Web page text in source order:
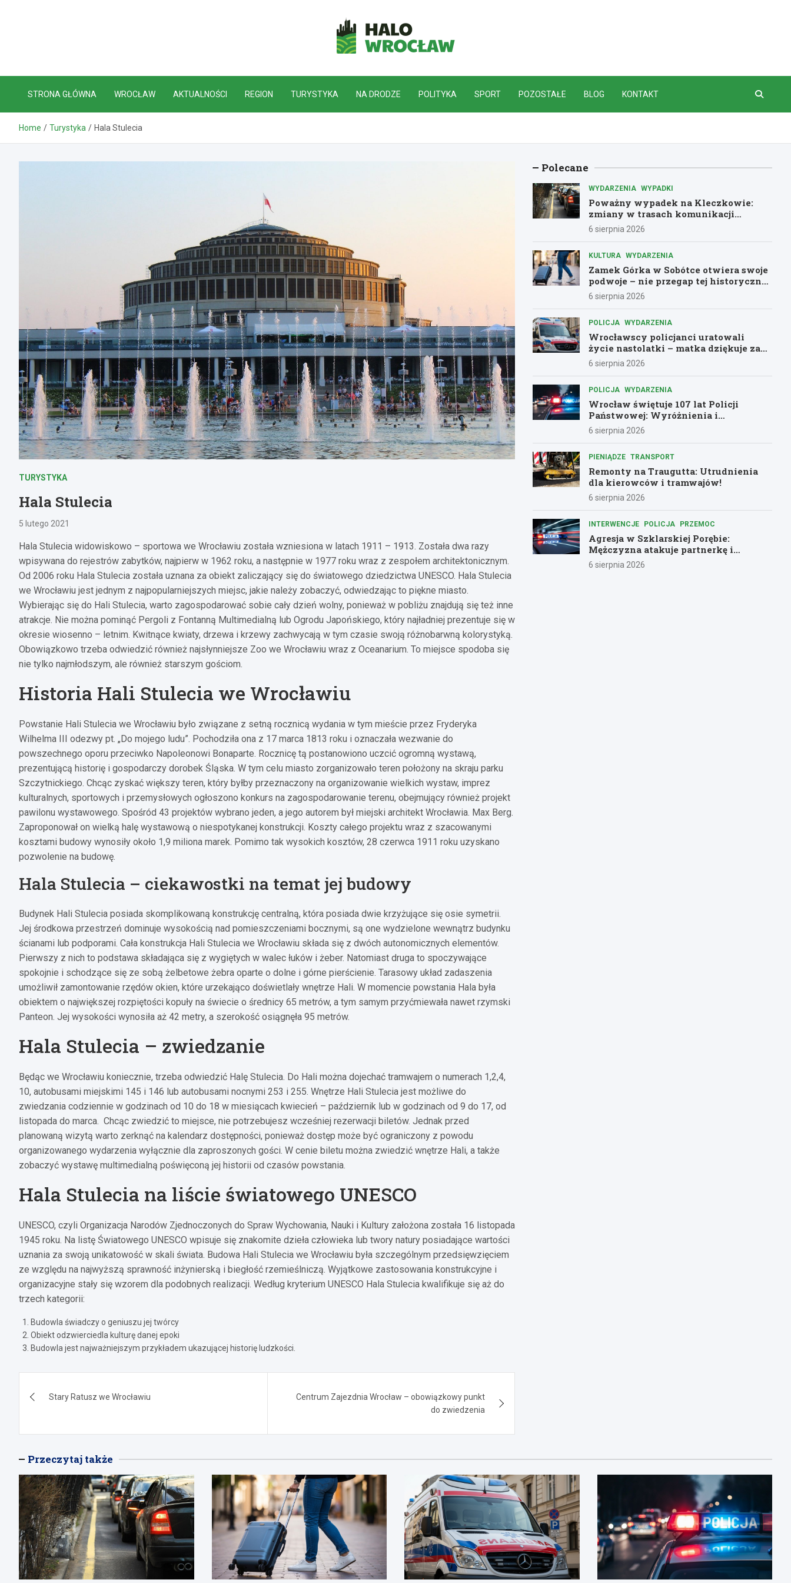
HaloWrocław.pl
STRONA GŁÓWNA WROCŁAW AKTUALNOŚCI REGION TURYSTYKA NA DRODZE POLITYKA SPORT POZOSTAŁE BLOG KONTAKT
Home Turystyka Hala Stulecia
TURYSTYKA
Hala Stulecia
5 lutego 2021
Hala Stulecia widowiskowo – sportowa we Wrocławiu została wzniesiona w latach 1911 – 1913. Została dwa razy
wpisywana do rejestrów zabytków, najpierw w 1962 roku, a następnie w 1977 roku wraz z zespołem architektonicznym.
Od 2006 roku Hala Stulecia została uznana za obiekt zaliczający się do światowego dziedzictwa UNESCO. Hala Stulecia
we Wrocławiu jest jednym z najpopularniejszych miejsc, jakie należy zobaczyć, odwiedzając to piękne miasto.
Wybierając się do Hali Stulecia, warto zagospodarować sobie cały dzień wolny, ponieważ w pobliżu znajdują się też inne
atrakcje. Nie można pominąć Pergoli z Fontanną Multimedialną lub Ogrodu Japońskiego, który najładniej prezentuje się w
okresie wiosenno – letnim. Kwitnące kwiaty, drzewa i krzewy zachwycają w tym czasie swoją różnobarwną kolorystyką.
Obowiązkowo trzeba odwiedzić również najsłynniejsze Zoo we Wrocławiu wraz z Oceanarium. To miejsce spodoba się
nie tylko najmłodszym, ale również starszym gościom.
Historia Hali Stulecia we Wrocławiu
Powstanie Hali Stulecia we Wrocławiu było związane z setną rocznicą wydania w tym mieście przez Fryderyka
Wilhelma III odezwy pt. „Do mojego ludu”. Pochodziła ona z 17 marca 1813 roku i oznaczała wezwanie do
powszechnego oporu przeciwko Napoleonowi Bonaparte. Rocznicę tą postanowiono uczcić ogromną wystawą,
prezentującą historię i gospodarczy dorobek Śląska. W tym celu miasto zorganizowało teren położony na skraju parku
Szczytnickiego. Chcąc zyskać większy teren, który byłby przeznaczony na organizowanie wielkich wystaw, imprez
kulturalnych, sportowych i przemysłowych ogłoszono konkurs na zagospodarowanie terenu, obejmujący również projekt
pawilonu wystawowego. Spośród 43 projektów wybrano jeden, a jego autorem był miejski architekt Wrocławia. Max Berg.
Zaproponował on wielką halę wystawową o niespotykanej konstrukcji. Koszty całego projektu wraz z szacowanymi
kosztami budowy wynosiły około 1,9 miliona marek. Pomimo tak wysokich kosztów, 28 czerwca 1911 roku uzyskano
pozwolenie na budowę.
Hala Stulecia – ciekawostki na temat jej budowy
Budynek Hali Stulecia posiada skomplikowaną konstrukcję centralną, która posiada dwie krzyżujące się osie symetrii.
Jej środkowa przestrzeń dominuje wysokością nad pomieszczeniami bocznymi, są one wydzielone wewnątrz budynku
ścianami lub podporami. Cała konstrukcja Hali Stulecia we Wrocławiu składa się z dwóch autonomicznych elementów.
Pierwszy z nich to podstawa składająca się z wygiętych w walec łuków i żeber. Natomiast druga to spoczywające
spokojnie i schodzące się ze sobą żelbetowe żebra oparte o dolne i górne pierścienie. Tarasowy układ zadaszenia
umożliwił zamontowanie rzędów okien, które urzekająco doświetlały wnętrze Hali. W momencie powstania Hala była
obiektem o największej rozpiętości kopuły na świecie o średnicy 65 metrów, a tym samym przyćmiewała nawet rzymski
Panteon. Jej wysokości wynosiła aż 42 metry, a szerokość osiągnęła 95 metrów.
Hala Stulecia – zwiedzanie
Będąc we Wrocławiu koniecznie, trzeba odwiedzić Halę Stulecia. Do Hali można dojechać tramwajem o numerach 1,2,4,
10, autobusami miejskimi 145 i 146 lub autobusami nocnymi 253 i 255. Wnętrze Hali Stulecia jest możliwe do
zwiedzania codziennie w godzinach od 10 do 18 w miesiącach kwiecień – październik lub w godzinach od 9 do 17, od
listopada do marca. Chcąc zwiedzić to miejsce, nie potrzebujesz wcześniej rezerwacji biletów. Jednak przed
planowaną wizytą warto zerknąć na kalendarz dostępności, ponieważ dostęp może być ograniczony z powodu
organizowanego wydarzenia wyłącznie dla zaproszonych gości. W cenie biletu można zwiedzić wnętrze Hali, a także
zobaczyć wystawę multimedialną poświęconą jej historii od czasów powstania.
Hala Stulecia na liście światowego UNESCO
UNESCO, czyli Organizacja Narodów Zjednoczonych do Spraw Wychowania, Nauki i Kultury założona została 16 listopada
1945 roku. Na listę Światowego UNESCO wpisuje się znakomite dzieła człowieka lub twory natury posiadające wartości
uznania za swoją unikatowość w skali świata. Budowa Hali Stulecia we Wrocławiu była szczególnym przedsięwzięciem
ze względu na najwyższą sprawność inżynierską i biegłość rzemieślniczą. Wyjątkowe zastosowania konstrukcyjne i
organizacyjne stały się wzorem dla podobnych realizacji. Według kryterium UNESCO Hala Stulecia kwalifikuje się aż do
trzech kategorii:
Budowla świadczy o geniuszu jej twórcy
Obiekt odzwierciedla kulturę danej epoki
Budowla jest najważniejszym przykładem ukazującej historię ludzkości.
wpisu
Stary Ratusz we Wrocławiu
Centrum Zajezdnia Wrocław – obowiązkowy punkt
do zwiedzenia
Polecane
WYDARZENIA WYPADKI
Poważny wypadek na Kleczkowie:
zmiany w trasach komunikacji
miejskiej
6 sierpnia 2026
KULTURA WYDARZENIA
Zamek Górka w Sobótce otwiera swoje
podwoje – nie przegap tej historycznej
przygody!
6 sierpnia 2026
POLICJA WYDARZENIA
Wrocławscy policjanci uratowali
życie nastolatki – matka dziękuje za
pomoc
6 sierpnia 2026
POLICJA WYDARZENIA
Wrocław świętuje 107 lat Policji
Państwowej: Wyróżnienia i
podziękowania dla bohaterów służby
6 sierpnia 2026
PIENIĄDZE TRANSPORT
Remonty na Traugutta: Utrudnienia
dla kierowców i tramwajów!
6 sierpnia 2026
INTERWENCJE POLICJA PRZEMOC
Agresja w Szklarskiej Porębie:
Mężczyzna atakuje partnerkę i
policjantów butelką
6 sierpnia 2026
Przeczytaj także